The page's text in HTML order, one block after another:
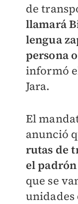
de
llamará
lengua
persona
informó
Jara.
El
anunció
rutas de
el
que se
unidades